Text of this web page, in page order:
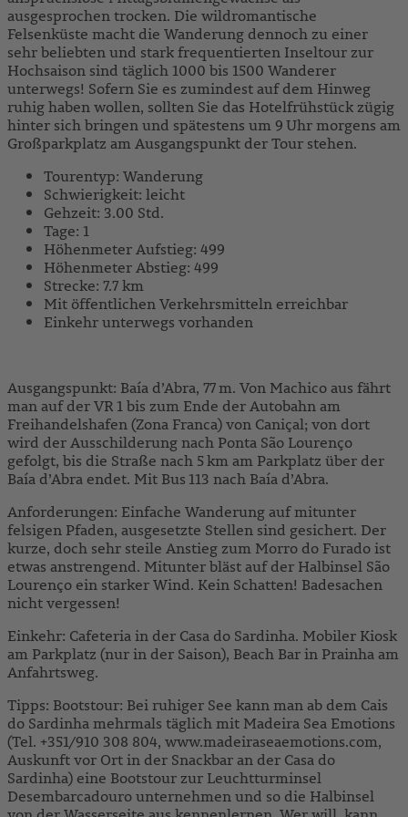
ausgesprochen trocken. Die wildromantische
Felsenküste macht die Wanderung dennoch zu einer
sehr beliebten und stark frequentierten Inseltour zur
Hochsaison sind täglich 1000 bis 1500 Wanderer
unterwegs! Sofern Sie es zumindest auf dem Hinweg
ruhig haben wollen, sollten Sie das Hotelfrühstück zügig
hinter sich bringen und spätestens um 9 Uhr morgens am
Großparkplatz am Ausgangspunkt der Tour stehen.
Tourentyp: Wanderung
Schwierigkeit: leicht
Gehzeit: 3.00 Std.
Tage: 1
Höhenmeter Aufstieg: 499
Höhenmeter Abstieg: 499
Strecke: 7.7 km
Mit öffentlichen Verkehrsmitteln erreichbar
Einkehr unterwegs vorhanden
Ausgangspunkt: Baía d’Abra, 77 m. Von Machico aus fährt
man auf der VR 1 bis zum Ende der Autobahn am
Freihandelshafen (Zona Franca) von Caniçal; von dort
wird der Ausschilderung nach Ponta São Lourenço
gefolgt, bis die Straße nach 5 km am Parkplatz über der
Baía d’Abra endet. Mit Bus 113 nach Baía d’Abra.
Anforderungen: Einfache Wanderung auf mitunter
felsigen Pfaden, ausgesetzte Stellen sind gesichert. Der
kurze, doch sehr steile Anstieg zum Morro do Furado ist
etwas anstrengend. Mitunter bläst auf der Halbinsel São
Lourenço ein starker Wind. Kein Schatten! Badesachen
nicht vergessen!
Einkehr: Cafeteria in der Casa do Sardinha. Mobiler Kiosk
am Parkplatz (nur in der Saison), Beach Bar in Prainha am
Anfahrtsweg.
Tipps: Bootstour: Bei ruhiger See kann man ab dem Cais
do Sardinha mehrmals täglich mit Madeira Sea Emotions
(Tel. +351/910 308 804, www.madeiraseaemotions.com,
Auskunft vor Ort in der Snackbar an der Casa do
Sardinha) eine Bootstour zur Leuchtturminsel
Desembarcadouro unternehmen und so die Halbinsel